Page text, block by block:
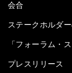
会合
ステークホルダ
「フォーラム・
プレスリリース